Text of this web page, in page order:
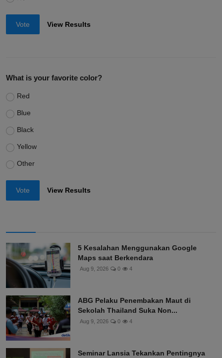
Vote View Results
What is your favorite color?
Red
Blue
Black
Yellow
Other
Vote View Results
5 Kesalahan Menggunakan Google
Maps saat Berkendara
Aug 9, 2026 0 4
ABG Pelaku Penembakan Maut di
Sekolah Thailand Suka Non...
Aug 9, 2026 0 4
Seminar Lansia Tekankan Pentingnya